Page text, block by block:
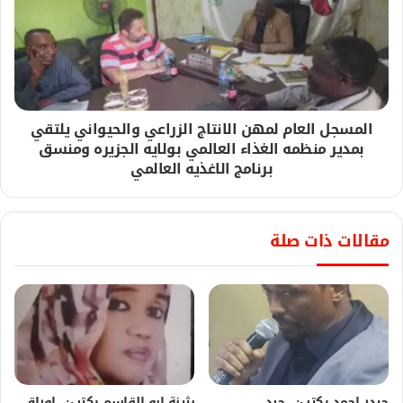
المسجل العام لمهن الانتاج الزراعي والحيواني يلتقي
بمدير منظمه الغذاء العالمي بولايه الجزيره ومنسق
برنامج الاغذيه العالمي
مقالات ذات صلة